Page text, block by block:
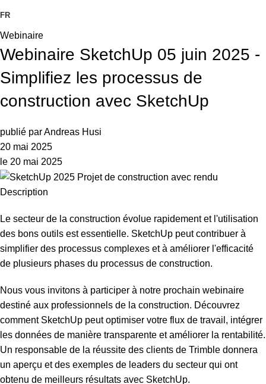
FR
Webinaire
Webinaire SketchUp 05 juin 2025 -
Simplifiez les processus de
construction avec SketchUp
publié parAndreas Husi
20 mai 2025
le 20 mai 2025
Description
Le secteur de la construction évolue rapidement et l'utilisation
des bons outils est essentielle. SketchUp peut contribuer à
simplifier des processus complexes et à améliorer l'efficacité
de plusieurs phases du processus de construction.
Nous vous invitons à participer à notre prochain webinaire
destiné aux professionnels de la construction. Découvrez
comment SketchUp peut optimiser votre flux de travail, intégrer
les données de manière transparente et améliorer la rentabilité.
Un responsable de la réussite des clients de Trimble donnera
un aperçu et des exemples de leaders du secteur qui ont
obtenu de meilleurs résultats avec SketchUp.